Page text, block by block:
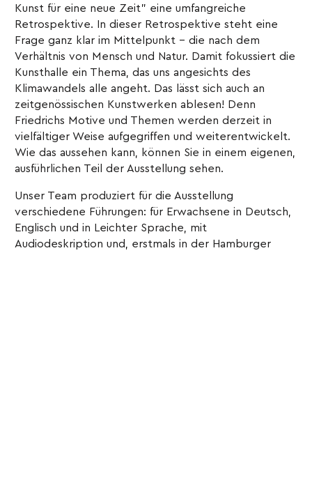
Kunst für eine neue Zeit" eine umfangreiche
Retrospektive. In dieser Retrospektive steht eine
Frage ganz klar im Mittelpunkt - die nach dem
Verhältnis von Mensch und Natur. Damit fokussiert die
Kunsthalle ein Thema, das uns angesichts des
Klimawandels alle angeht. Das lässt sich auch an
zeitgenössischen Kunstwerken ablesen! Denn
Friedrichs Motive und Themen werden derzeit in
vielfältiger Weise aufgegriffen und weiterentwickelt.
Wie das aussehen kann, können Sie in einem eigenen,
ausführlichen Teil der Ausstellung sehen.
Unser Team produziert für die Ausstellung
verschiedene Führungen: für Erwachsene in Deutsch,
Englisch und in Leichter Sprache, mit
Audiodeskription und, erstmals in der Hamburger